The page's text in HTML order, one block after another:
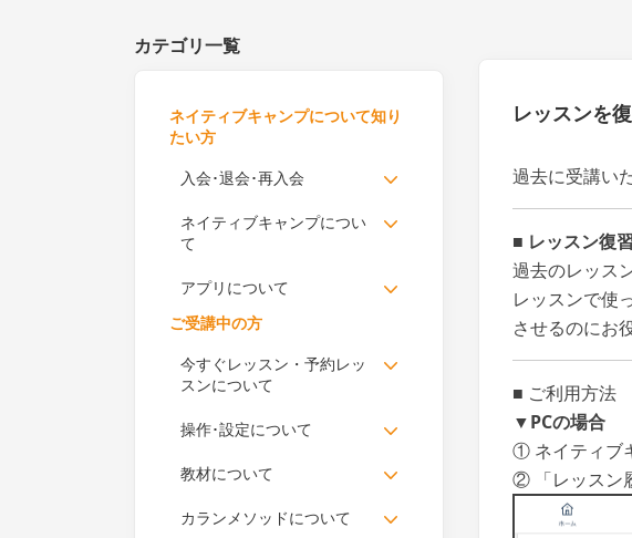
レッスンを
過去に受講い
■ レッスン復
過去のレッス
レッスンで使
させるのにお
■ ご利用方法
▼PCの場合
① ネイティブ
② 「レッスン
カテゴリ一覧
ネイティブキャンプについて知り
たい方
入会･退会･再入会
ネイティブキャンプについ
て
アプリについて
ご受講中の方
今すぐレッスン・予約レッ
スンについて
操作･設定について
教材について
カランメソッドについて